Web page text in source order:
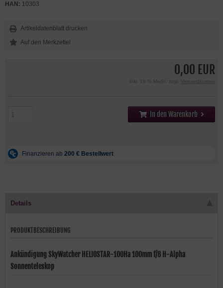
0,00 EUR
inkl. 19 % MwSt. zzgl. Versandkosten
In den Warenkorb
HAN: 10303
Artikeldatenblatt drucken
Details
PRODUKTBESCHREIBUNG
Ankündigung SkyWatcher HELIOSTAR-100Ha 100mm f/8 H-Alpha
Sonnenteleskop